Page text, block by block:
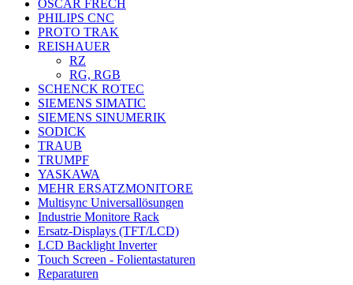
OSCAR FRECH
PHILIPS CNC
PROTO TRAK
REISHAUER
RZ
RG, RGB
SCHENCK ROTEC
SIEMENS SIMATIC
SIEMENS SINUMERIK
SODICK
TRAUB
TRUMPF
YASKAWA
MEHR ERSATZMONITORE
Multisync Universallösungen
Industrie Monitore Rack
Ersatz-Displays (TFT/LCD)
LCD Backlight Inverter
Touch Screen - Folientastaturen
Reparaturen